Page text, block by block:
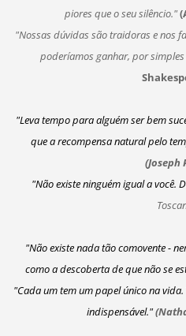
piores que o seu silêncio."
"Nossas dúvidas são traidoras e nos
poderíamos ganhar, por
"Leva tempo para alguém ser bem
que a recompensa natural pelo
(Joseph
"Não existe ninguém igual a você.
"Não existe nada tão comovente -
como a descoberta de que não se
"Cada um tem um papel único na
indispensável."